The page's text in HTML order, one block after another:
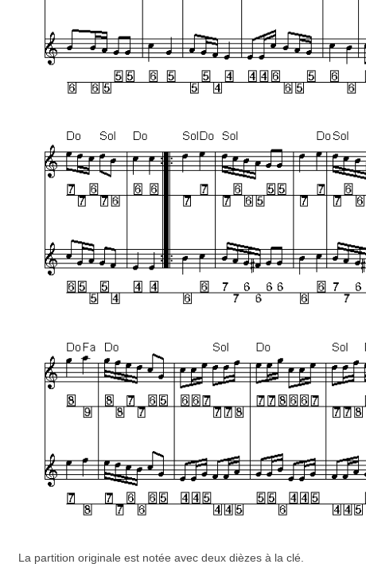
La partition originale est notée avec deux dièzes à la clé.